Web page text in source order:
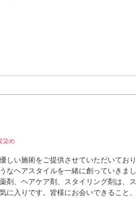
染め
しい施術をご提供させていただいており
なヘアスタイルを一緒に創っていきまし
剤、ヘアケア剤、スタイリング剤は、ス
に入りです。皆様にお会いできること、